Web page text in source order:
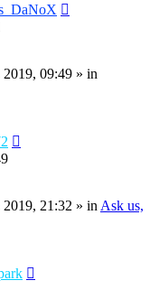
2019, 09:49 » in
21:32 » in Ask us,